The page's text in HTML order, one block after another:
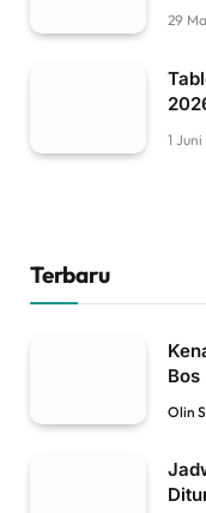
29
1 Juni
Terbaru
Bos
Olin